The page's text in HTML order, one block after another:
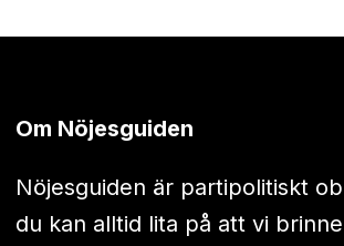
Om Nöjesguiden
Nöjesguiden är partipolitiskt
du kan alltid lita på att vi